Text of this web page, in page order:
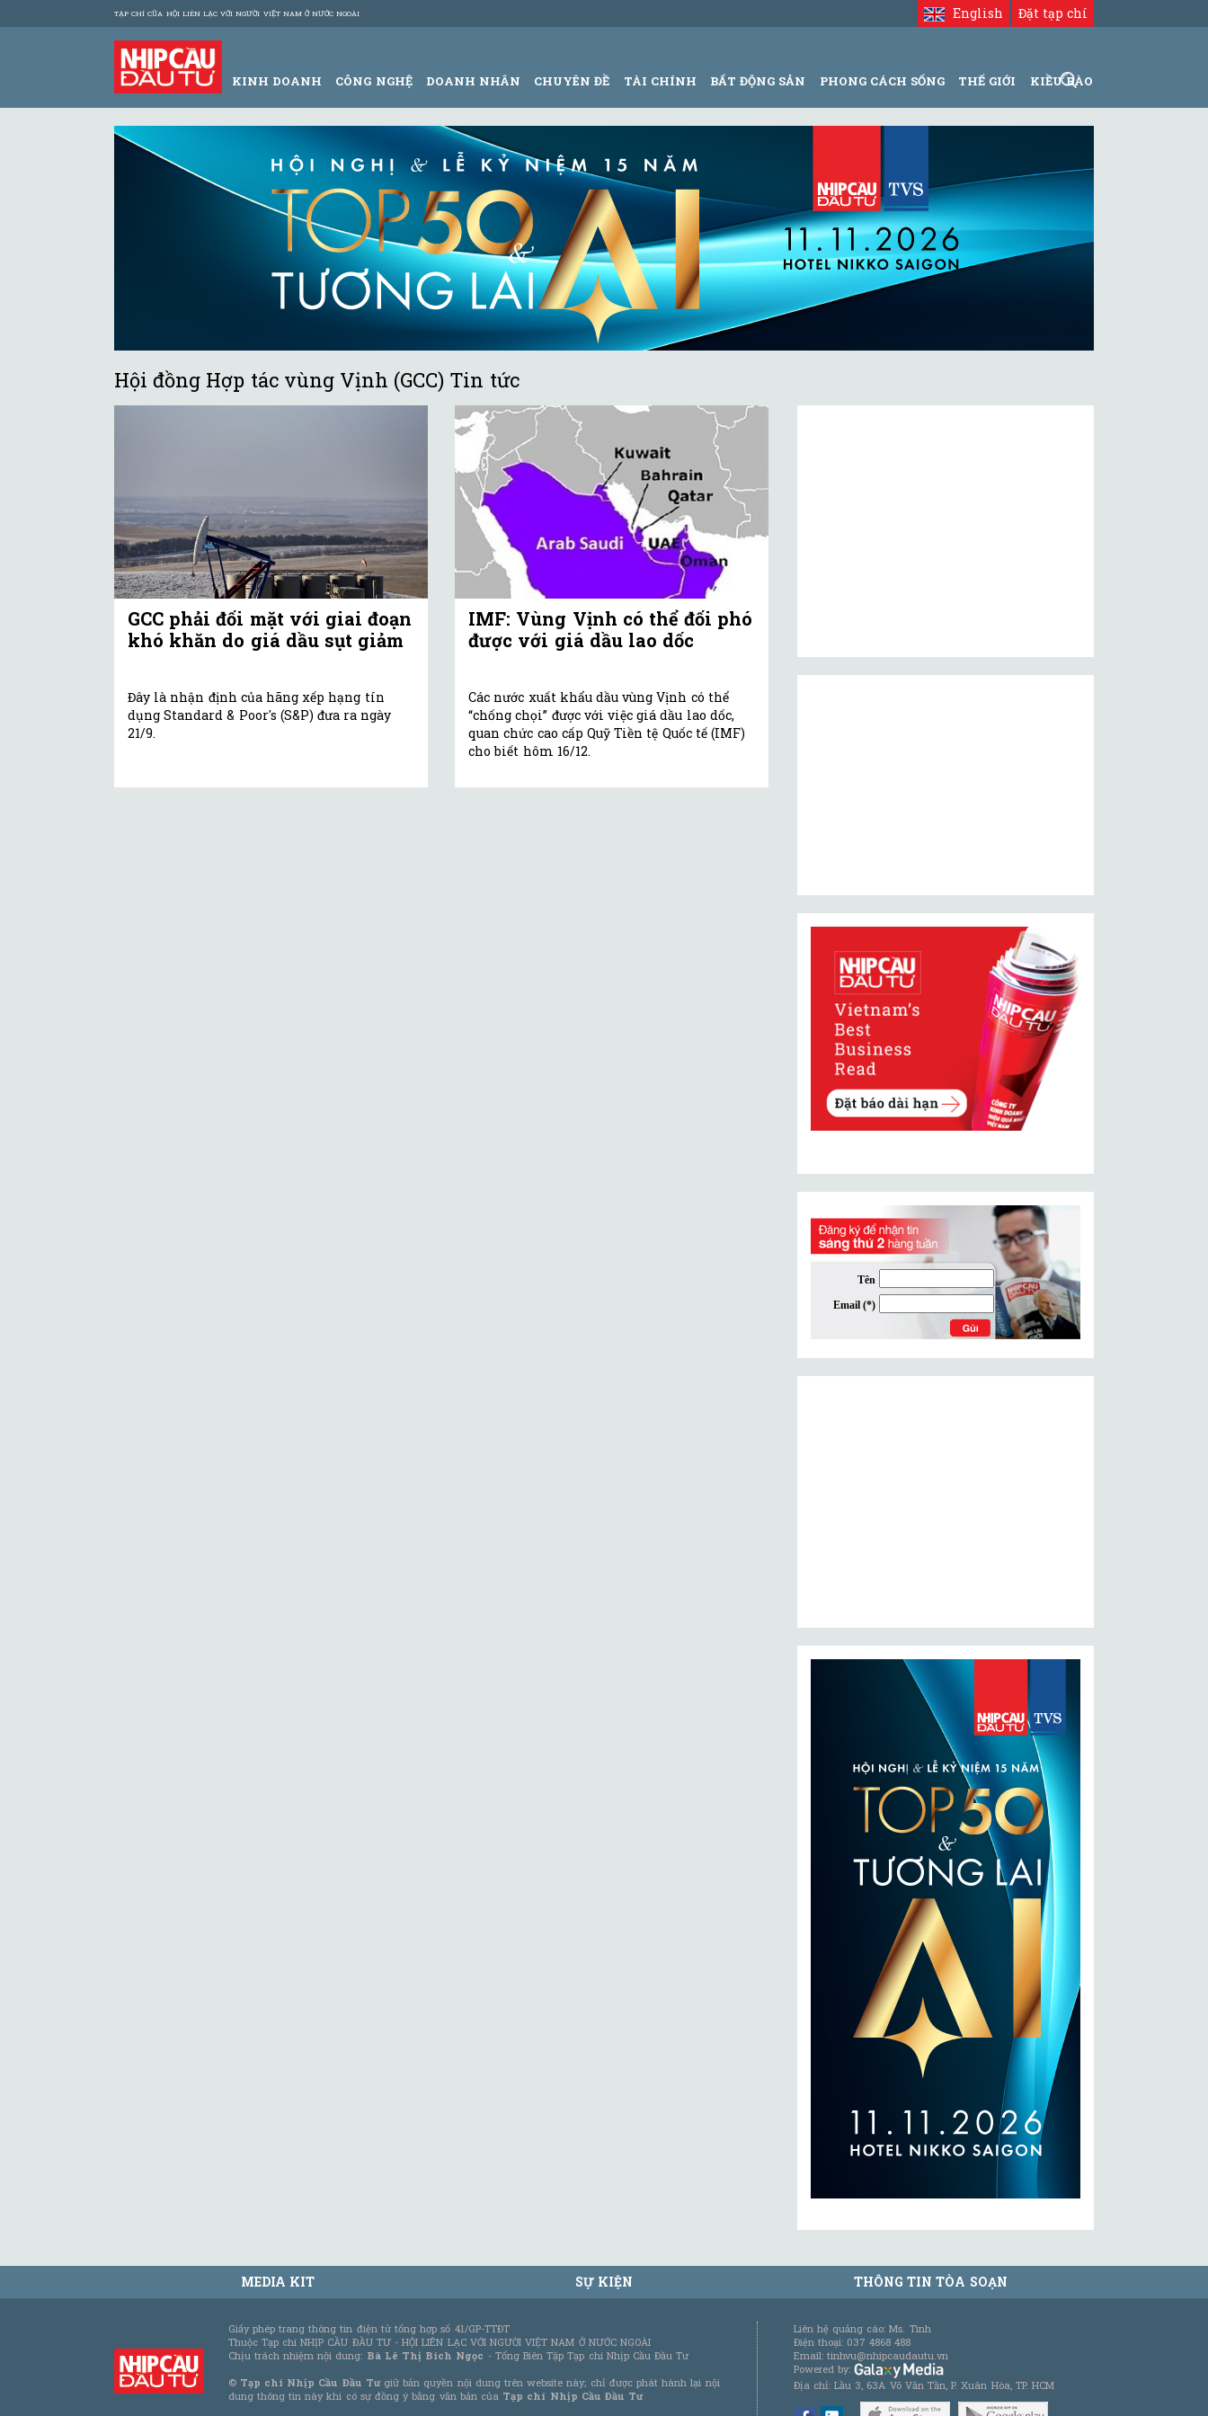
TẠP CHÍ CỦA HỘI LIÊN LẠC VỚI NGƯỜI VIỆT NAM Ở NƯỚC NGOÀI Đặt tạp chí
English
KINH DOANH CÔNG NGHỆ DOANH NHÂN CHUYÊN ĐỀ TÀI CHÍNH BẤT ĐỘNG SẢN PHONG CÁCH SỐNG THẾ GIỚI KIỀU BÀO
Hội đồng Hợp tác vùng Vịnh (GCC) Tin tức
GCC phải đối mặt với giai đoạn
khó khăn do giá dầu sụt giảm
Đây là nhận định của hãng xếp hạng tín
dụng Standard & Poor's (S&P) đưa ra ngày
21/9.
IMF: Vùng Vịnh có thể đối phó
được với giá dầu lao dốc
Các nước xuất khẩu dầu vùng Vịnh có thể
“chống chọi” được với việc giá dầu lao dốc,
quan chức cao cấp Quỹ Tiền tệ Quốc tế (IMF)
cho biết hôm 16/12.
MEDIA KIT SỰ KIỆN THÔNG TIN TÒA SOẠN
Giấy phép trang thông tin điện tử tổng hợp số 41/GP-TTĐT
Thuộc Tạp chí NHỊP CẦU ĐẦU TƯ - HỘI LIÊN LẠC VỚI NGƯỜI VIỆT NAM Ở NƯỚC NGOÀI
Chịu trách nhiệm nội dung: Bà Lê Thị Bích Ngọc - Tổng Biên Tập Tạp chí Nhịp Cầu Đầu Tư
© Tạp chí Nhịp Cầu Đầu Tưgiữ bản quyền nội dung trên website này; chỉ được phát hành lại nội
dung thông tin này khi có sự đồng ý bằng văn bản của Tạp chí Nhịp Cầu Đầu Tư
Liên hệ quảng cáo: Ms. Tình
Điện thoại: 037 4868 488
Email: tinhvu@nhipcaudautu.vn
Powered by:
Địa chỉ: Lầu 3, 63A Võ Văn Tần, P. Xuân Hòa, TP. HCM